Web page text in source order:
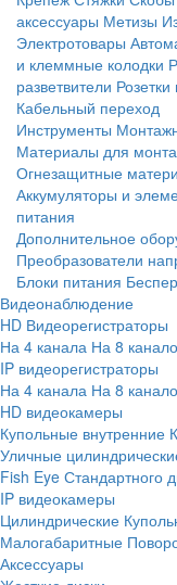
аксессуары Метизы
Электротовары
и клеммные колодки
разветвители
Кабельный переход
Инструменты
Материалы для
Огнезащитные
Аккумуляторы и
питания
Дополнительное
Преобразователи
Блоки питания
Видеонаблюдение
HD Видеорегистраторы
На 4 канала На 8
IP видеорегистраторы
На 4 канала На 8
HD видеокамеры
Купольные внутренние
Уличные
Fish Eye Стандартного
IP видеокамеры
Цилиндрические
Малогабаритные
Аксессуары